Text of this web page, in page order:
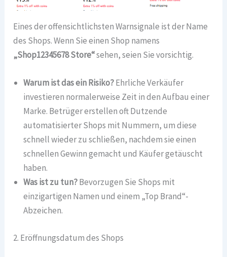
Eines der offensichtlichsten Warnsignale ist der Name
des Shops. Wenn Sie einen Shop namens
„Shop12345678 Store“sehen, seien Sie vorsichtig.
Warum ist das ein Risiko?Ehrliche Verkäufer
investieren normalerweise Zeit in den Aufbau einer
Marke. Betrüger erstellen oft Dutzende
automatisierter Shops mit Nummern, um diese
schnell wieder zu schließen, nachdem sie einen
schnellen Gewinn gemacht und Käufer getäuscht
haben.
Was ist zu tun?Bevorzugen Sie Shops mit
einzigartigen Namen und einem „Top Brand“-
Abzeichen.
2. Eröffnungsdatum des Shops